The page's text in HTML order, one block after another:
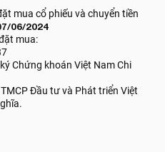
mua cổ phiếu và chuyển tiền
06/2024
mua:
Chứng khoán Việt Nam Chi
Đầu tư và Phát triển Việt